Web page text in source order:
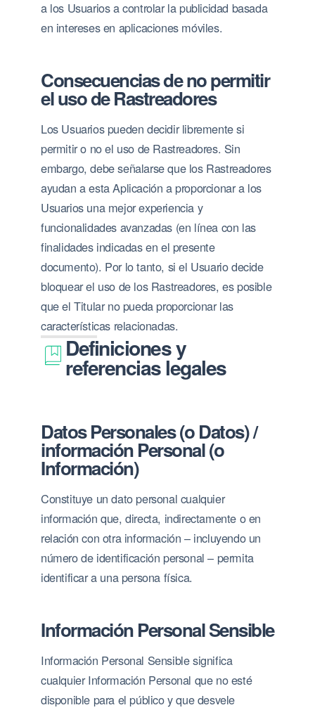
a los Usuarios a controlar la publicidad basada
en intereses en aplicaciones móviles.
Consecuencias de no permitir
el uso de Rastreadores
Los Usuarios pueden decidir libremente si
permitir o no el uso de Rastreadores. Sin
embargo, debe señalarse que los Rastreadores
ayudan a esta Aplicación a proporcionar a los
Usuarios una mejor experiencia y
funcionalidades avanzadas (en línea con las
finalidades indicadas en el presente
documento). Por lo tanto, si el Usuario decide
bloquear el uso de los Rastreadores, es posible
que el Titular no pueda proporcionar las
características relacionadas.
Definiciones y
referencias legales
Datos Personales (o Datos) /
información Personal (o
Información)
Constituye un dato personal cualquier
información que, directa, indirectamente o en
relación con otra información – incluyendo un
número de identificación personal – permita
identificar a una persona física.
Información Personal Sensible
Información Personal Sensible significa
cualquier Información Personal que no esté
disponible para el público y que desvele